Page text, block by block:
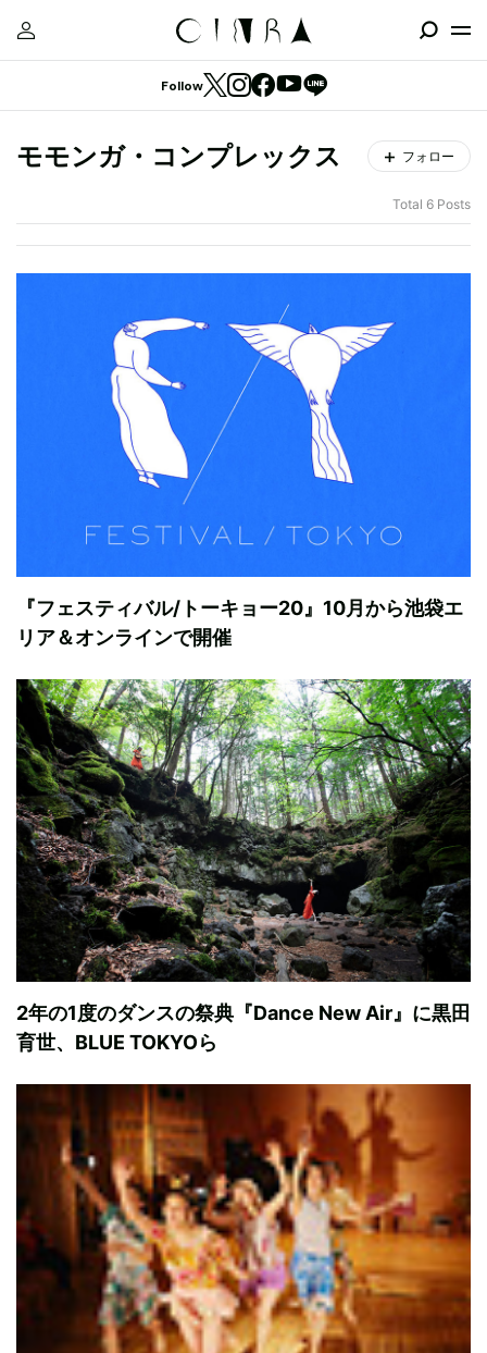
Follow
モモンガ・コンプレックス フォロー
Total 6 Posts
『フェスティバル/トーキョー20』10月から池袋エ
リア＆オンラインで開催
2年の1度のダンスの祭典『Dance New Air』に黒田
育世、BLUE TOKYOら